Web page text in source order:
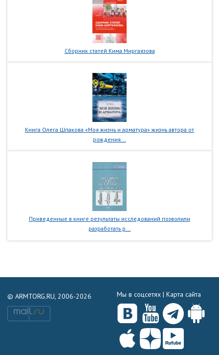
Сборник статей Кима Миргаязова
Книга Олега Шпакова «Моя жизнь и арматура» жизнь автора от
рождения...
Приведенные в книге результаты исследований позволили
разработать р...
© ARMTORG.RU, 2006-2026 Мы в соцсетях | Карта сайта